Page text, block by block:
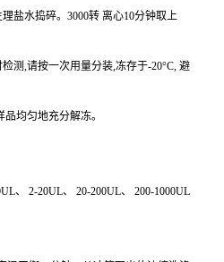
盐水捣碎。 3000转 离心10分钟取上
测,请按一次用量分装,冻存于-20°C, 避
均匀地充分解冻。
、 2-20UL、 20-200UL、 200-1000UL